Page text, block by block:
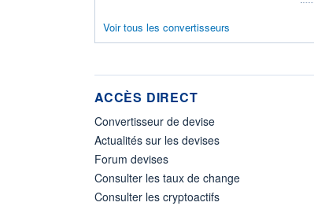
Voir tous les convertisseurs
ACCÈS DIRECT
Convertisseur de devise
Actualités sur les devises
Forum devises
Consulter les taux de change
Consulter les cryptoactifs